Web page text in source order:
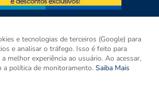
e tecnologias de terceiros (Google) para
e analisar o tráfego. Isso é feito para
melhor experiência ao usuário. Ao acessar,
a política de monitoramento. Saiba Mais